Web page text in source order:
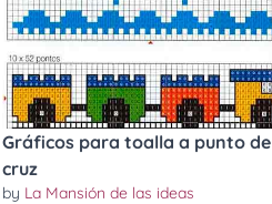
Gráficos para toalla a punto de
cruz
by La Mansión de las ideas